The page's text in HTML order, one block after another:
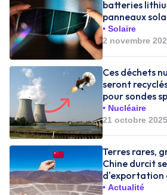
batteries
panneaux
Solaire
2 novembre
Ces déchets
seront
pour sondes
Nucléaire
21 octobre 2025
Terres rares,
Chine durcit
d'exportation
transition
Actualité